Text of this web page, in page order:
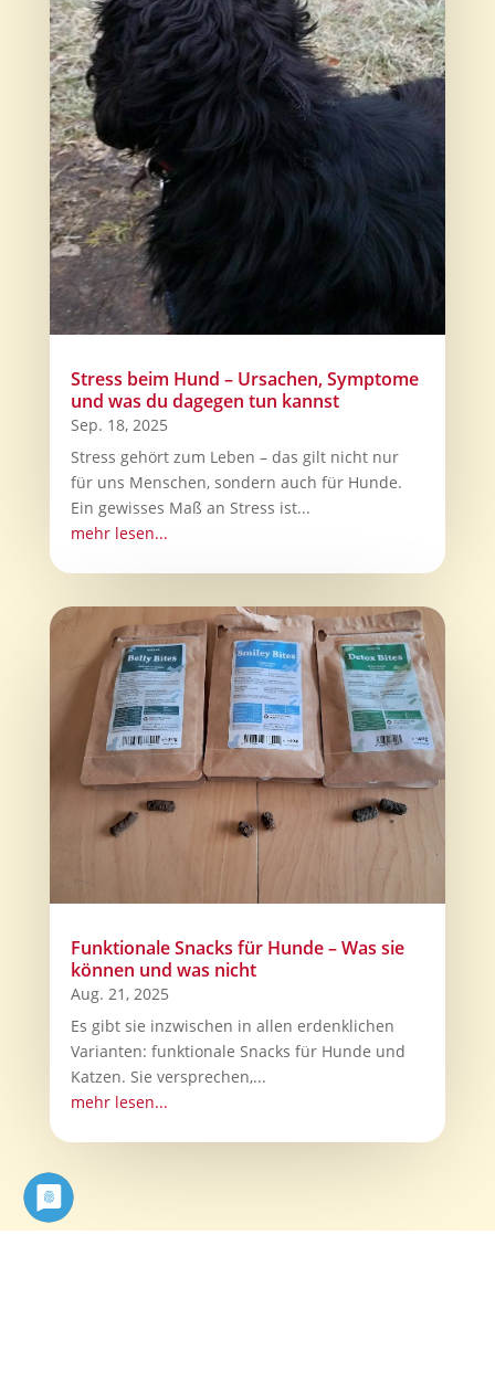
Stress beim Hund – Ursachen, Symptome
und was du dagegen tun kannst
Sep. 18, 2025
Stress gehört zum Leben – das gilt nicht nur
für uns Menschen, sondern auch für Hunde.
Ein gewisses Maß an Stress ist...
mehr lesen...
Funktionale Snacks für Hunde – Was sie
können und was nicht
Aug. 21, 2025
Es gibt sie inzwischen in allen erdenklichen
Varianten: funktionale Snacks für Hunde und
Katzen. Sie versprechen,...
mehr lesen...